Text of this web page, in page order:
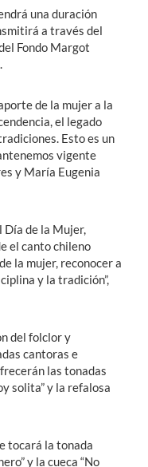
una duración
a través del
Fondo Margot
de la mujer a la
el legado
Esto es un
vigente
y María Eugenia
Día de la Mujer,
el canto chileno
la mujer, reconocer a
y la tradición”,
del folclor y
cantoras e
las tonadas
solita” y la refalosa
tocará la tonada
y la cueca “No